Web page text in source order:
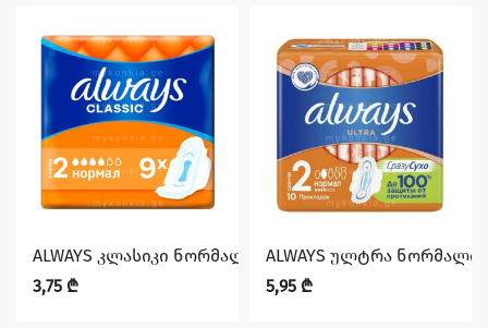
ALWAYS კლასიკი ნორმალი 9 ც
3,75 ₾
ALWAYS ულტრა ნორმალი
5,95 ₾